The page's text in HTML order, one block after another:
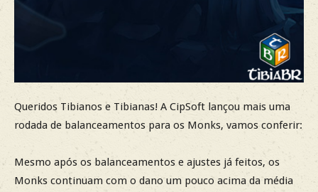
Queridos Tibianos e Tibianas! A CipSoft lançou mais uma
rodada de balanceamentos para os Monks, vamos conferir:
Mesmo após os balanceamentos e ajustes já feitos, os
Monks continuam com o dano um pouco acima da média